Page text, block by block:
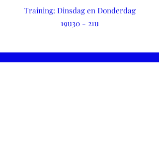
Training: Dinsdag en Donderdag
19u30 - 21u